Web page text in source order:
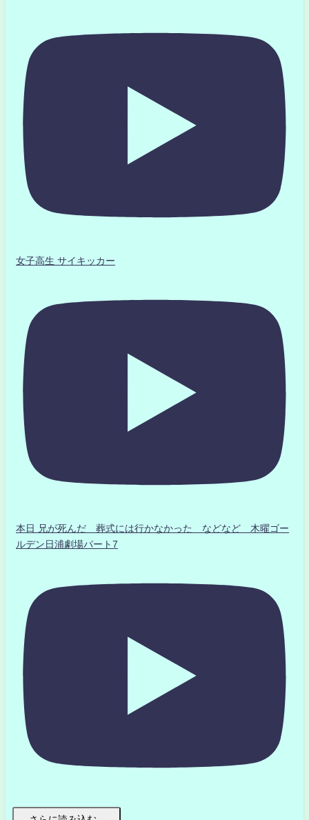
女子高生 サイキッカー
本日 兄が死んだ 葬式には行かなかった などなど 木曜ゴー
ルデン日浦劇場パート7